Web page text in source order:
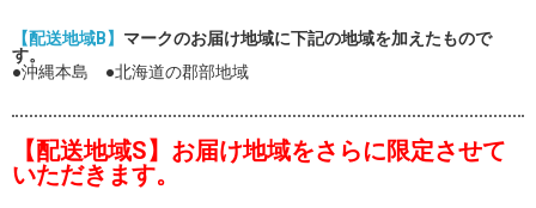
【配送地域B】 マークのお届け地域に下記の地域を加えたもので
す。
●沖縄本島 ●北海道の郡部地域
【配送地域S】お届け地域をさらに限定させて
いただきます。